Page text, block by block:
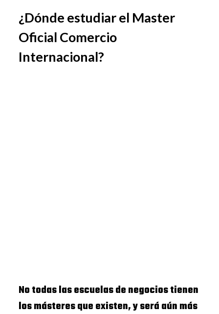
¿Dónde estudiar el Master
Oficial Comercio
Internacional?
No todas las escuelas de negocios tienen
los másteres que existen, y será aún más